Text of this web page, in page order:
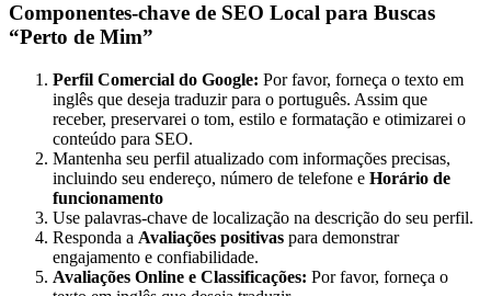
Componentes-chave de SEO Local para Buscas
“Perto de Mim”
Perfil Comercial do Google: Por favor, forneça o texto em
inglês que deseja traduzir para o português. Assim que
receber, preservarei o tom, estilo e formatação e otimizarei o
conteúdo para SEO.
Mantenha seu perfil atualizado com informações precisas,
incluindo seu endereço, número de telefone e Horário de
funcionamento
Use palavras-chave de localização na descrição do seu perfil.
Responda a Avaliações positivas para demonstrar
engajamento e confiabilidade.
Avaliações Online e Classificações: Por favor, forneça o